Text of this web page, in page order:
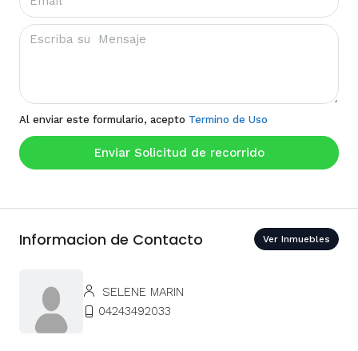
Al enviar este formulario, acepto Termino de Uso
Enviar Solicitud de recorrido
Informacion de Contacto Ver Inmuebles
SELENE MARIN
04243492033